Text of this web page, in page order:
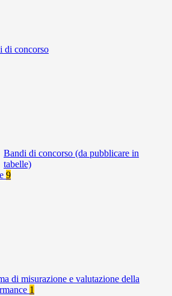
di concorso
Bandi di concorso (da pubblicare in
tabelle)
9
di misurazione e valutazione della
1